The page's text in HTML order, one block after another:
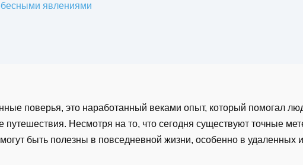
явлениями
поверья, это наработанный веками опыт, который помогал
путешествия. Несмотря на то, что сегодня существуют точные
быть полезны в повседневной жизни, особенно в удаленных